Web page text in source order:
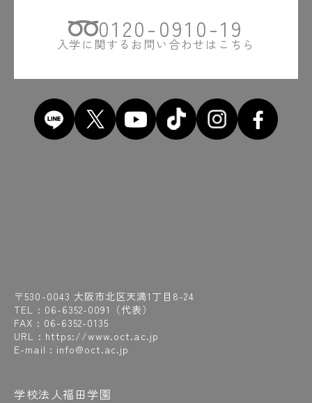
〒530-0043 大阪市北区天満1丁目8-24
TEL : 06-6352-0091 （代表）
FAX : 06-6352-0135
URL : https://www.oct.ac.jp
E-mail : info@oct.ac.jp
0120-0910-19
入学に関するお問い合わせはこちら
学校法人福田学園